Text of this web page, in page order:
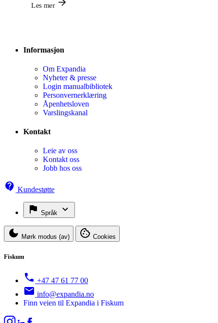
Les mer
Informasjon
Om Expandia
Nyheter & presse
Login manualbibliotek
Personvernerklæring
Åpenhetsloven
Varslingskanal
Kontakt
Leie av oss
Kontakt oss
Jobb hos oss
Kundestøtte
Språk
Mørk modus (av) Cookies
Fiskum
+47 47 61 77 00
info@expandia.no
Finn veien til Expandia i Fiskum